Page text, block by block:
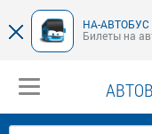
НА-АВТОБУС
Билеты на